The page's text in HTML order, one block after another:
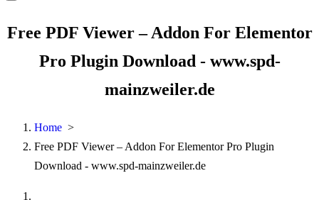
Free PDF Viewer – Addon For Elementor
Pro Plugin Download - www.spd-
mainzweiler.de
Home >
Free PDF Viewer – Addon For Elementor Pro Plugin
Download - www.spd-mainzweiler.de